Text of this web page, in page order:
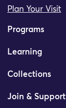
Plan Your Visit
Programs
Learning
Collections
Join & Support